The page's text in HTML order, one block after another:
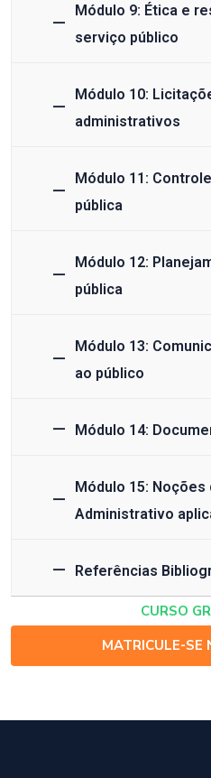
Módulo 9: Ética e
serviço público
Módulo 10:
administrativos
Módulo 11:
pública
Módulo 12:
pública
Módulo 13:
ao público
Módulo 14:
Módulo 15: Noções
Administrativo
Referências
CURSO
MATRICULE-SE